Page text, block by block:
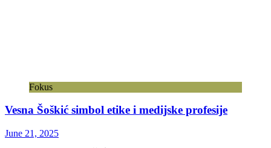
Fokus
Vesna Šoškić simbol etike i medijske profesije
June 21, 2025